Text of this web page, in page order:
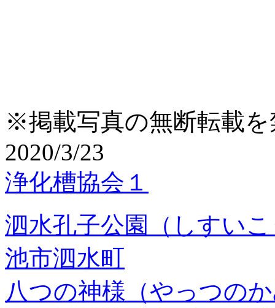
※掲載写真の無断転載
2020/3/23
浄化槽協会１
泗水孔子公園（しすい
池市泗水町
八つの神様（やっつの